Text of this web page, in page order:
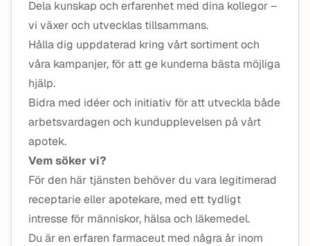
Dela kunskap och erfarenhet med dina kollegor –
vi växer och utvecklas tillsammans.
Hålla dig uppdaterad kring vårt sortiment och
våra kampanjer, för att ge kunderna bästa möjliga
hjälp.
Bidra med idéer och initiativ för att utveckla både
arbetsvardagen och kundupplevelsen på vårt
apotek.
Vem söker vi?
För den här tjänsten behöver du vara legitimerad
receptarie eller apotekare, med ett tydligt
intresse för människor, hälsa och läkemedel.
Du är en erfaren farmaceut med några år inom